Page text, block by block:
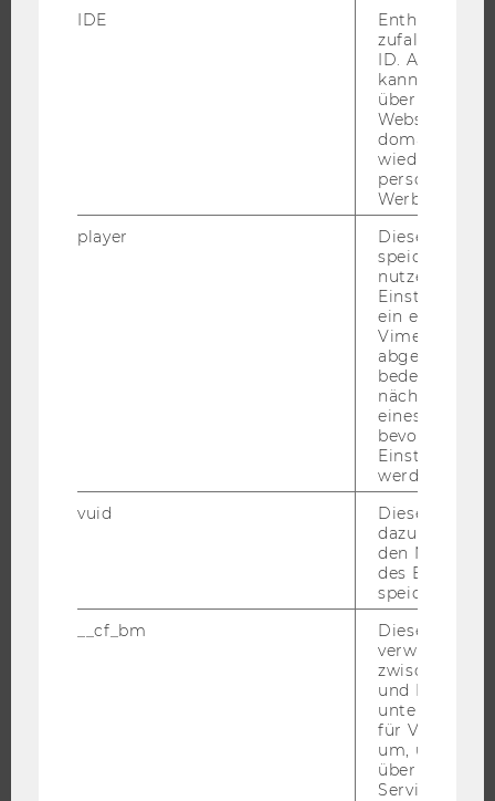
IDE
Enthält eine
ID. Anhand
kann Google
über
Websites
Werbung
player
Dieses Cookie
speichert
ein
Vimeo-Video
abgespielt
bedeutet,
nächsten
eines Vimeo-
bevorzugten
werden.
vuid
Dieser
dazu
den
des
speichern.
__cf_bm
Dieses
verwendet,
zwischen
und Bots zu
für Vimeo
um, um
über die
Service zu